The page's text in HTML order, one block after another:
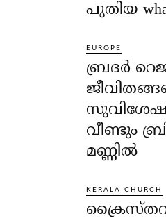
പുതിയ
EUROPE
ബ്രദർ
വീണ്ടും
മണ്ണിൽ
KERALA CHURCH